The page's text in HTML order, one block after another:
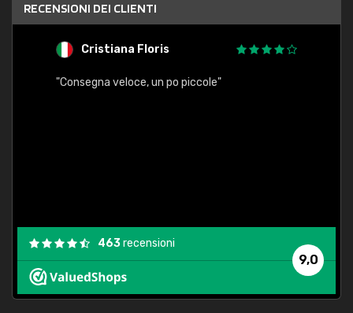
RECENSIONI DEI CLIENTI
Cristiana Floris
"Consegna veloce, un po piccole"
9,0
463recensioni